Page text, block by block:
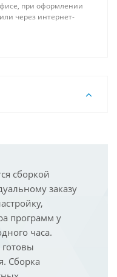
при оформлении
через интернет-
сборкой
заказу
программ у
часа.
Сборка